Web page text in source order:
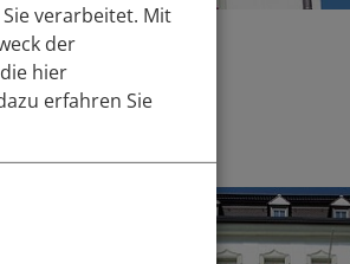
verarbeitet. Mit
der
hier
erfahren Sie